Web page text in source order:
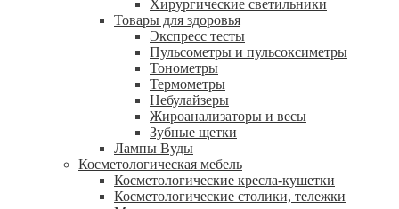
Xирургические светильники
Товары для здоровья
Экспресс тесты
Пульсометры и пульсоксиметры
Тонометры
Термометры
Небулайзеры
Жироанализаторы и весы
Зубные щетки
Лампы Вуды
Косметологическая мебель
Косметологические кресла-кушетки
Косметологические столики, тележки